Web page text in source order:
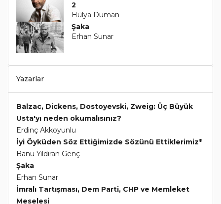
2
Hülya Duman
Şaka
Erhan Sunar
Yazarlar
Balzac, Dickens, Dostoyevski, Zweig: Üç Büyük
Usta'yı neden okumalısınız?
Erdinç Akkoyunlu
İyi Öyküden Söz Ettiğimizde Sözünü Ettiklerimiz*
Banu Yıldıran Genç
Şaka
Erhan Sunar
İmralı Tartışması, Dem Parti, CHP ve Memleket
Meselesi